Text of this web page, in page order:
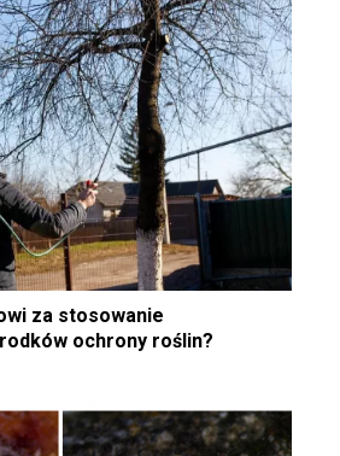
za stosowanie
ochrony roślin?